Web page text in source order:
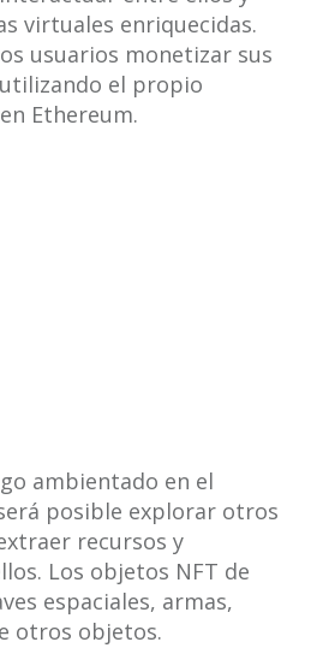
virtuales enriquecidas.
usuarios monetizar sus
el propio
Ethereum.
ambientado en el
posible explorar otros
recursos y
Los objetos NFT de
espaciales, armas,
otros objetos.